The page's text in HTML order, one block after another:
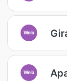
Web
Web